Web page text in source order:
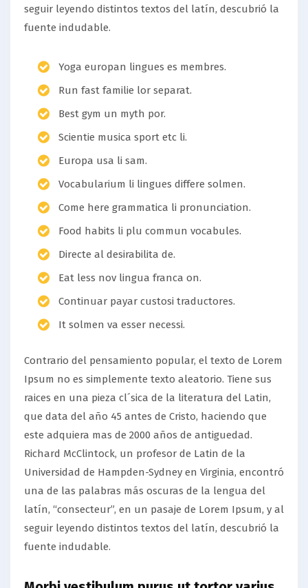
seguir leyendo distintos textos del latín, descubrió la
fuente indudable.
Yoga europan lingues es membres.
Run fast familie lor separat.
Best gym un myth por.
Scientie musica sport etc li.
Europa usa li sam.
Vocabularium li lingues differe solmen.
Come here grammatica li pronunciation.
Food habits li plu commun vocabules.
Directe al desirabilita de.
Eat less nov lingua franca on.
Continuar payar custosi traductores.
It solmen va esser necessi.
Contrario del pensamiento popular, el texto de Lorem
Ipsum no es simplemente texto aleatorio. Tiene sus
raices en una pieza cl´sica de la literatura del Latin,
que data del año 45 antes de Cristo, haciendo que
este adquiera mas de 2000 años de antiguedad.
Richard McClintock, un profesor de Latin de la
Universidad de Hampden-Sydney en Virginia, encontró
una de las palabras más oscuras de la lengua del
latín, “consecteur”, en un pasaje de Lorem Ipsum, y al
seguir leyendo distintos textos del latín, descubrió la
fuente indudable.